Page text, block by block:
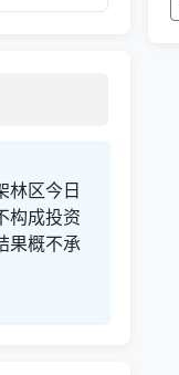
林区今日
构成投资
果概不承